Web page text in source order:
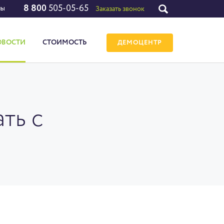
8 800 505-05-65 Заказать звонок
СТОИМОСТЬ ДЕМОЦЕНТР
с